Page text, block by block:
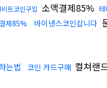
트코인구입 소액결제85%
제85% 바이낸스코인삽니다
는법 코인 카드구매 컬쳐랜